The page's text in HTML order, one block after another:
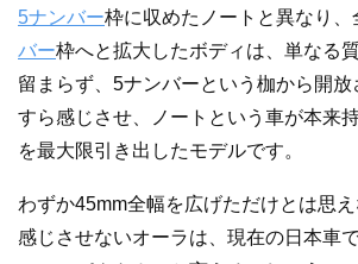
5ナンバー枠に収めたノートと異なり、
バー枠へと拡大したボディは、単なる
留まらず、5ナンバーという枷から開放
すら感じさせ、ノートという車が本来
を最大限引き出したモデルです。
わずか45mm全幅を広げただけとは思
感じさせないオーラは、現在の日本車